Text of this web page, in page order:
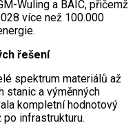
Wuling a BAIC, přičemž
více než 100.000
řešení
spektrum materiálů až
stanic a výměnných
kompletní hodnotový
infrastrukturu.